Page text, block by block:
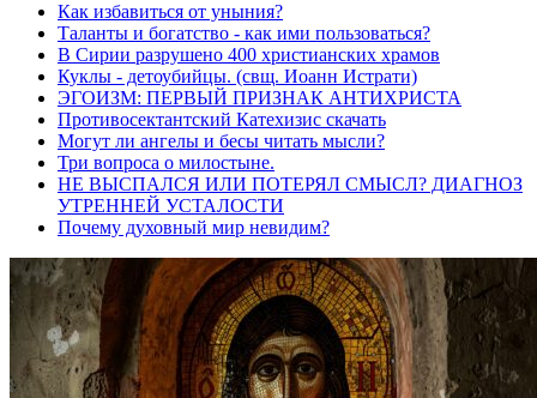
Как избавиться от уныния?
Таланты и богатство - как ими пользоваться?
В Сирии разрушено 400 христианских храмов
Куклы - детоубийцы. (свщ. Иоанн Истрати)
ЭГОИЗМ: ПЕРВЫЙ ПРИЗНАК АНТИХРИСТА
Противосектантский Катехизис скачать
Могут ли ангелы и бесы читать мысли?
Три вопроса о милостыне.
НЕ ВЫСПАЛСЯ ИЛИ ПОТЕРЯЛ СМЫСЛ? ДИАГНОЗ
УТРЕННЕЙ УСТАЛОСТИ
Почему духовный мир невидим?